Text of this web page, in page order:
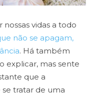
vidas a todo
não se apagam,
. Há também
explicar, mas sente
que a
se tratar de uma